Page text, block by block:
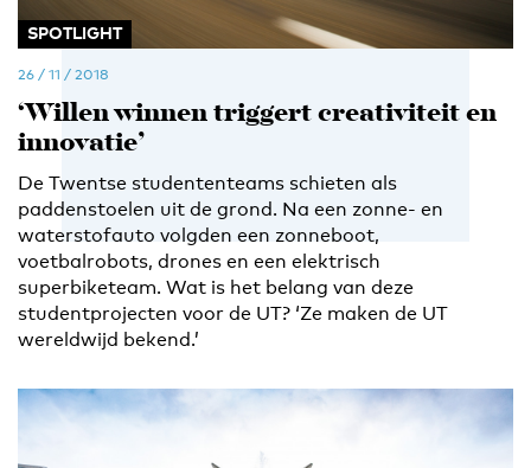
SPOTLIGHT
26 / 11 / 2018
‘Willen winnen triggert creativiteit en
innovatie’
De Twentse studententeams schieten als
paddenstoelen uit de grond. Na een zonne- en
waterstofauto volgden een zonneboot,
voetbalrobots, drones en een elektrisch
superbiketeam. Wat is het belang van deze
studentprojecten voor de UT? ‘Ze maken de UT
wereldwijd bekend.’